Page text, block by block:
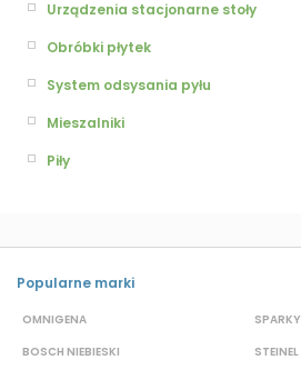
Urządzenia stacjonarne stoły
Obróbki płytek
System odsysania pyłu
Mieszalniki
Piły
Popularne marki
OMNIGENA
BOSCH NIEBIESKI
SPARKY
STEINEL